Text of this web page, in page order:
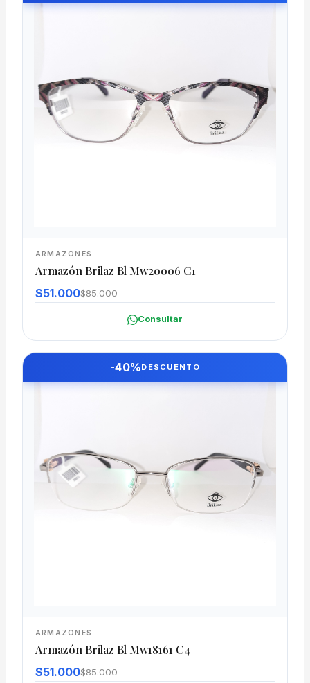
ARMAZONES
Armazón Brilaz Bl Mw20006 C1
$51.000$85.000
Consultar
-40%DESCUENTO
ARMAZONES
Armazón Brilaz Bl Mw18161 C4
$51.000$85.000